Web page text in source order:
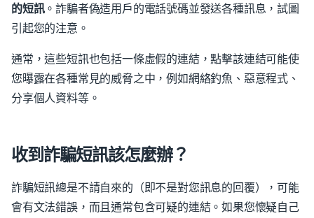
的短訊。詐騙者偽造用戶的電話號碼並發送各種訊息，試圖
引起您的注意。
通常，這些短訊也包括一條虛假的連結，點擊該連結可能使
您曝露在各種常見的威脅之中，例如網絡釣魚、惡意程式、
分享個人資料等。
收到詐騙短訊該怎麼辦？
詐騙短訊總是不請自來的（即不是對您訊息的回覆），可能
會有文法錯誤，而且通常包含可疑的連結。如果您懷疑自己